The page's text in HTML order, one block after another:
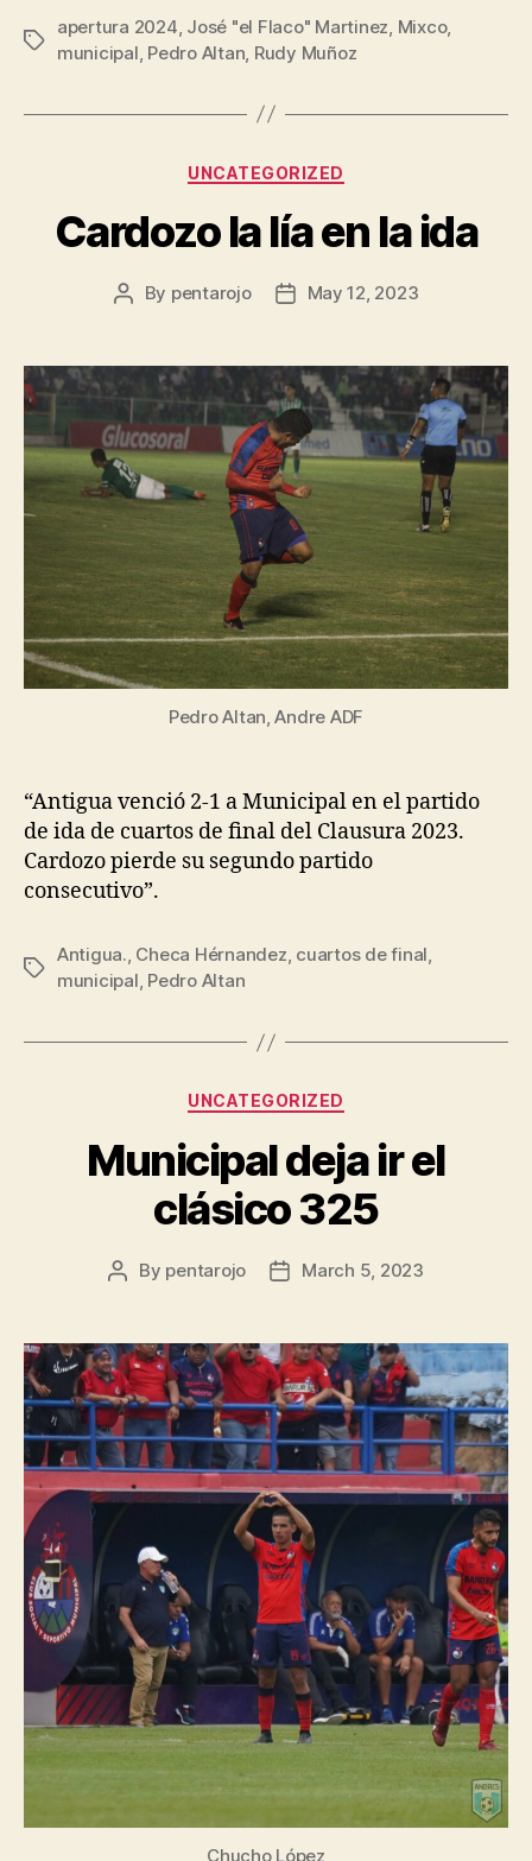
Tags
apertura 2024, José "el Flaco" Martinez, Mixco,
municipal, Pedro Altan, Rudy Muñoz
Categories
UNCATEGORIZED
Cardozo la lía en la ida
Post
By pentarojo
PostMay 12, 2023
Pedro Altan, Andre ADF
“Antigua venció 2-1 a Municipal en el partido
de ida de cuartos de final del Clausura 2023.
Cardozo pierde su segundo partido
consecutivo”.
Tags
Antigua., Checa Hérnandez, cuartos de final,
municipal, Pedro Altan
Categories
UNCATEGORIZED
Municipal deja ir el
clásico 325
Post
By pentarojo
PostMarch 5, 2023
Chucho López